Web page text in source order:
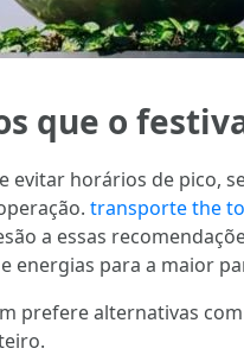
que o
evitar horários de pico,
transporte the
a essas
energias para a maior
prefere alternativas